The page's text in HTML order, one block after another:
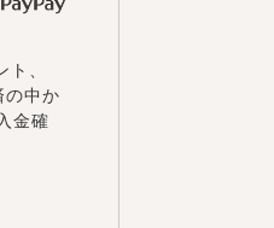
、
の中か
金確